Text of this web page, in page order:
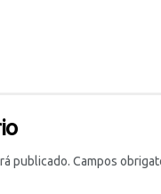
publicado. Campos